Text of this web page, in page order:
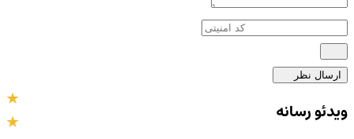
ارسال نظر
ویدئو رسانه